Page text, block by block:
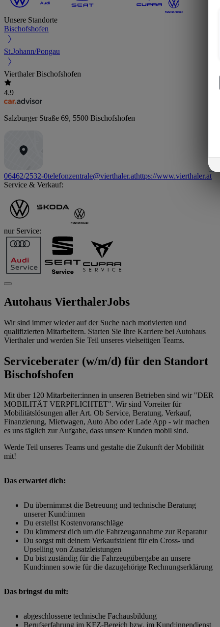
Unsere Standorte
Bischofshofen
St.Johann/Pongau
Vierthaler Bischofshofen
4.9
Salzburger Straße 69, 5500 Bischofshofen
06462/2532-0telefonzentrale@vierthaler.athttps://www.vierthaler.at
Service & Verkauf:
nur Service:
Autohaus VierthalerJobs
Wir sind immer wieder auf der Suche nach motivierten und
qualifizierten Mitarbeitern. Starten Sie Ihre Karriere bei Autohaus
Vierthaler und werden Sie Teil unseres vielseitigen Teams.
Serviceberater (w/m/d) für den Standort
Bischofshofen
Mit über 120 Mitarbeiter:innen in unseren Betrieben sind wir "DER
MOBILITÄT VERPFLICHTET". Wir sind Vorreiter für
Mobilitätslösungen aller Art. Ob Service, Beratung, Verkauf,
Finanzierung, Mietwagen, Auto Abo oder Lade App - wir machen
es uns täglich zur Aufgabe, dass unsere Kunden mobil sind.
Werde Teil unseres Teams und gestalte die Zukunft der Mobilität
mit!
Das erwartet dich:
Du übernimmst die Betreuung und technische Beratung
unserer Kund:innen
Du erstellst Kostenvoranschläge
Du kümmerst dich um die Fahrzeugannahme zur Reparatur
Du sorgst mit deinem Verkaufstalent für ein Cross- und
Upselling von Zusatzleistungen
Du bist zuständig für die Fahrzeugübergabe an unsere
Kund:innen sowie für die dazugehörige Rechnungserklärung
Das bringst du mit:
abgeschlossene technische Fachausbildung
Berufserfahrung im KFZ-Bereich bzw. im Kund:innendienst